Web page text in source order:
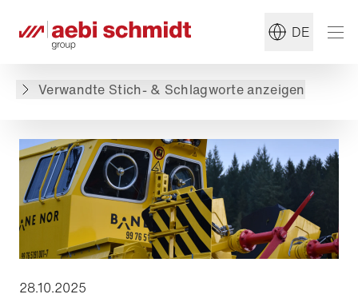
DE
Verwandte Stich- & Schlagworte anzeigen
#Bahntechnik
28.10.2025